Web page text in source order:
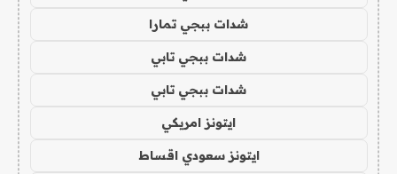
شدات ببجي تمارا
شدات ببجي تابي
شدات ببجي تابي
ايتونز امريكي
ايتونز سعودي اقساط